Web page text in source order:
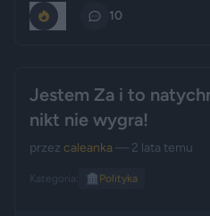
10
Jestem Za i to
nikt nie wygra!
przez caleanka — 2 lata temu
Kategoria: 🏛️ Polityka